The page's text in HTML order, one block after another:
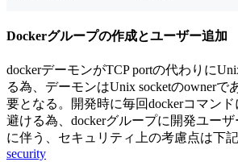
Dockerグループの作成とユーザー追加
dockerデーモンがTCP portの代わりに
る為、デーモンはUnix socketのownerで
要となる。開発時に毎回dockerコマンド
避ける為、dockerグループに開発ユー
に伴う、セキュリティ上の考慮点は下
security